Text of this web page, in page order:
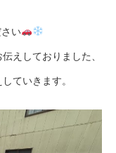
い
えしておりました、
ていきます。